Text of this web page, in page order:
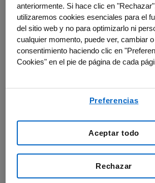
Don't have a PIN? Get help here.
anteriormente. Si hace clic en
utilizaremos cookies esenciales para el
del sitio web y no para optimizarlo ni
cualquier momento, puede ver, cambiar
consentimiento haciendo clic en
Cookies" en el pie de página de cada
Preferencias
Rechazar
Aceptar todo